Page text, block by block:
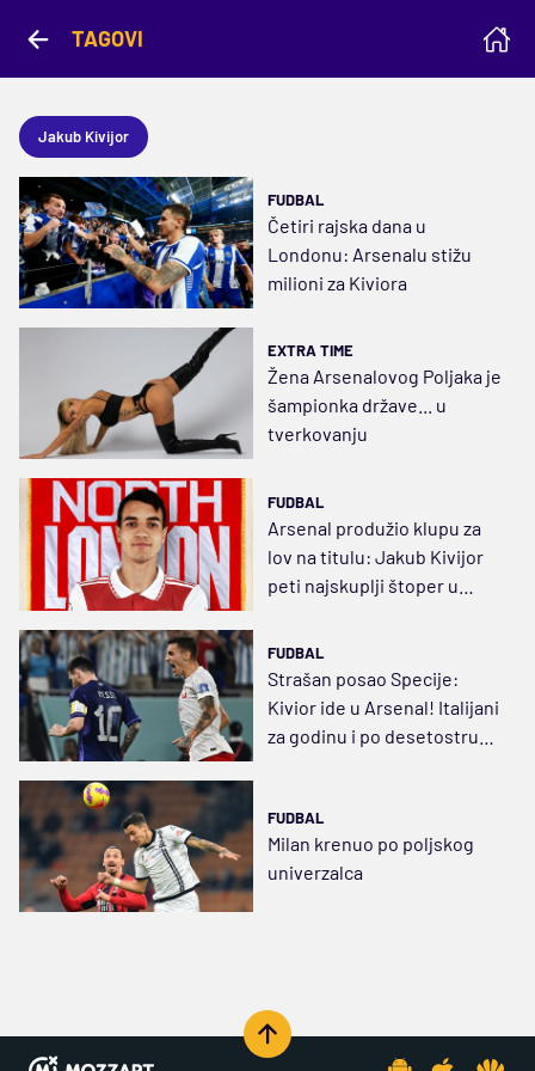
TAGOVI
Jakub Kivijor
FUDBAL
Četiri rajska dana u
Londonu: Arsenalu stižu
milioni za Kiviora
EXTRA TIME
Žena Arsenalovog Poljaka je
šampionka države... u
tverkovanju
FUDBAL
Arsenal produžio klupu za
lov na titulu: Jakub Kivijor
peti najskuplji štoper u
FUDBAL
Strašan posao Specije:
Kivior ide u Arsenal! Italijani
za godinu i po desetostruko
FUDBAL
Milan krenuo po poljskog
univerzalca